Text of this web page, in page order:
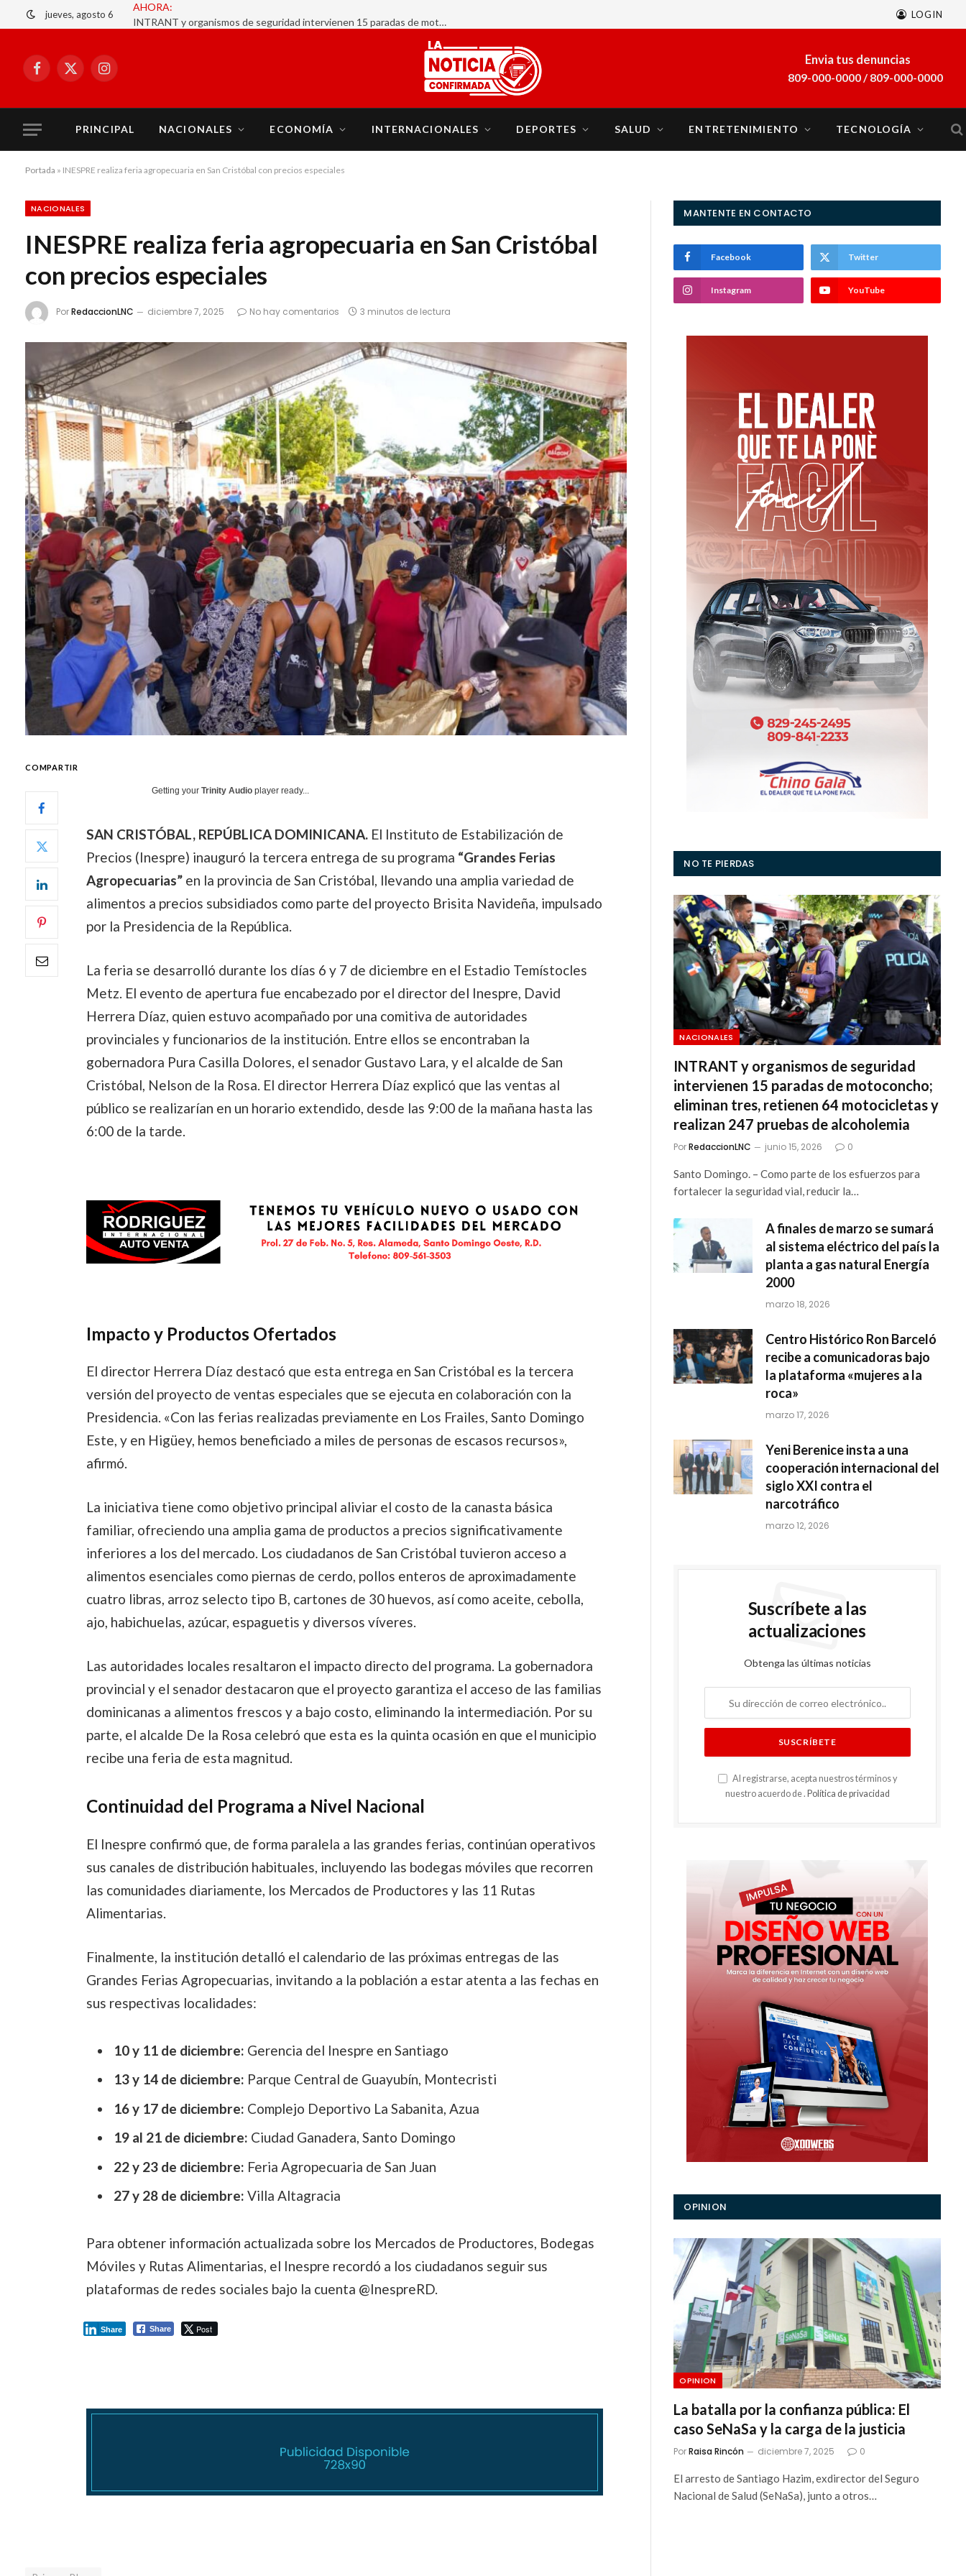
jueves, agosto 6 LOGIN
Facebook
X
Instagram
Envia tus denuncias
809-000-0000 / 809-000-0000
PRINCIPAL NACIONALES ECONOMÍA INTERNACIONALES DEPORTES SALUD ENTRETENIMIENTO TECNOLOGÍA
Portada » INESPRE realiza feria agropecuaria en San Cristóbal con precios especiales
NACIONALES
INESPRE realiza feria agropecuaria en San Cristóbal
con precios especiales
PorRedaccionLNC diciembre 7, 2025 No hay comentarios 3 minutos de lectura
COMPARTIR
Getting your Trinity Audioplayer ready...
SAN CRISTÓBAL, REPÚBLICA DOMINICANA.El Instituto de Estabilización de
Precios (Inespre) inauguró la tercera entrega de su programa “Grandes Ferias
Agropecuarias”en la provincia de San Cristóbal, llevando una amplia variedad de
alimentos a precios subsidiados como parte del proyecto Brisita Navideña, impulsado
por la Presidencia de la República.
La feria se desarrolló durante los días 6 y 7 de diciembre en el Estadio Temístocles
Metz. El evento de apertura fue encabezado por el director del Inespre, David
Herrera Díaz, quien estuvo acompañado por una comitiva de autoridades
provinciales y funcionarios de la institución. Entre ellos se encontraban la
gobernadora Pura Casilla Dolores, el senador Gustavo Lara, y el alcalde de San
Cristóbal, Nelson de la Rosa. El director Herrera Díaz explicó que las ventas al
público se realizarían en un horario extendido, desde las 9:00 de la mañana hasta las
6:00 de la tarde.
Impacto y Productos Ofertados
El director Herrera Díaz destacó que esta entrega en San Cristóbal es la tercera
versión del proyecto de ventas especiales que se ejecuta en colaboración con la
Presidencia. «Con las ferias realizadas previamente en Los Frailes, Santo Domingo
Este, y en Higüey, hemos beneficiado a miles de personas de escasos recursos»,
afirmó.
La iniciativa tiene como objetivo principal aliviar el costo de la canasta básica
familiar, ofreciendo una amplia gama de productos a precios significativamente
inferiores a los del mercado. Los ciudadanos de San Cristóbal tuvieron acceso a
alimentos esenciales como piernas de cerdo, pollos enteros de aproximadamente
cuatro libras, arroz selecto tipo B, cartones de 30 huevos, así como aceite, cebolla,
ajo, habichuelas, azúcar, espaguetis y diversos víveres.
Las autoridades locales resaltaron el impacto directo del programa. La gobernadora
provincial y el senador destacaron que el proyecto garantiza el acceso de las familias
dominicanas a alimentos frescos y a bajo costo, eliminando la intermediación. Por su
parte, el alcalde De la Rosa celebró que esta es la quinta ocasión en que el municipio
recibe una feria de esta magnitud.
Continuidad del Programa a Nivel Nacional
El Inespre confirmó que, de forma paralela a las grandes ferias, continúan operativos
sus canales de distribución habituales, incluyendo las bodegas móviles que recorren
las comunidades diariamente, los Mercados de Productores y las 11 Rutas
Alimentarias.
Finalmente, la institución detalló el calendario de las próximas entregas de las
Grandes Ferias Agropecuarias, invitando a la población a estar atenta a las fechas en
sus respectivas localidades:
10 y 11 de diciembre: Gerencia del Inespre en Santiago
13 y 14 de diciembre: Parque Central de Guayubín, Montecristi
16 y 17 de diciembre: Complejo Deportivo La Sabanita, Azua
19 al 21 de diciembre: Ciudad Ganadera, Santo Domingo
22 y 23 de diciembre: Feria Agropecuaria de San Juan
27 y 28 de diciembre: Villa Altagracia
Para obtener información actualizada sobre los Mercados de Productores, Bodegas
Móviles y Rutas Alimentarias, el Inespre recordó a los ciudadanos seguir sus
plataformas de redes sociales bajo la cuenta @InespreRD.
Share Post
Share
MANTENTE EN CONTACTO
Facebook Twitter
Instagram YouTube
NO TE PIERDAS
NACIONALES
INTRANT y organismos de seguridad
intervienen 15 paradas de motoconcho;
eliminan tres, retienen 64 motocicletas y
realizan 247 pruebas de alcoholemia
PorRedaccionLNC junio 15, 2026 0
Santo Domingo. – Como parte de los esfuerzos para
fortalecer la seguridad vial, reducir la…
A finales de marzo se sumará
al sistema eléctrico del país la
planta a gas natural Energía
2000
marzo 18, 2026
Centro Histórico Ron Barceló
recibe a comunicadoras bajo
la plataforma «mujeres a la
roca»
marzo 17, 2026
Yeni Berenice insta a una
cooperación internacional del
siglo XXI contra el
narcotráfico
marzo 12, 2026
Suscríbete a las
actualizaciones
Obtenga las últimas noticias
Al registrarse, acepta nuestros términos y
nuestro acuerdo de . Política de privacidad
OPINION
OPINION
La batalla por la confianza pública: El
caso SeNaSa y la carga de la justicia
PorRaisa Rincón diciembre 7, 2025 0
El arresto de Santiago Hazim, exdirector del Seguro
Nacional de Salud (SeNaSa), junto a otros…